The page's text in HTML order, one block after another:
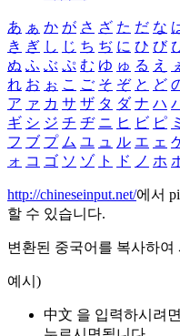
あ ぁ か が さ ざ た だ な
き ぎ し じ ち ぢ に ひ び
ぬ ふ ぶ ぷ む ゆ ゅ る え ぇ
れ お ぉ こ ご そ ぞ と ど
ア ァ カ サ ザ タ ダ ナ ハ
ギ シ ジ チ ヂ ニ ヒ ビ ピ ミ
フ ブ プ ム ユ ュ ル エ ェ
ォ コ ゴ ソ ゾ ト ド ノ ホ
http://chineseinput.net/에서
할 수 있습니다.
변환된 중국어를 복사하여
예시)
中文 을 입력하시려면